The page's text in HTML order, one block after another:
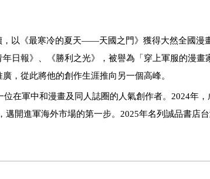
以《最寒冷的夏天——天國之門》獲得大然全國漫
日報》、《勝利之光》，被譽為「穿上軍服的漫畫
，從此將他的創作生涯推向另一個高峰。
在軍中和漫畫及同人誌圈的人氣創作者。2024年，
邁開進軍海外市場的第一步。2025年名列誠品書店